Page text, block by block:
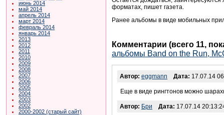
июнь 2014
май 2014
апрель 2014
март 2014
февраль 2014
январь 2014
2013
2012
2011
2010
2009
2008
2007
2006
2005
2004
2003
2002
2000-2002 (старый сайт)
форматах, пишет газета.
Ранее альбомы в виде мобильных
Комментарии (всего 11,
альбомы Band on the Run,
Автор: eggmann Дата: 17.07.14
Еще в виде рингтонов можно
Автор: Бри Дата: 17.07.14